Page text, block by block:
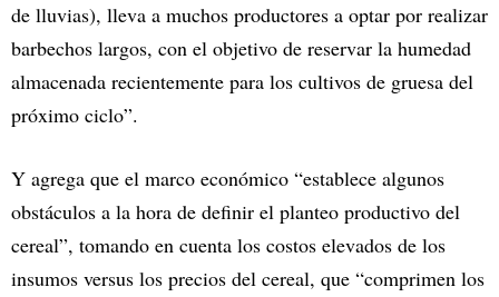
de lluvias), lleva a muchos productores a optar por realizar
barbechos largos, con el objetivo de reservar la humedad
almacenada recientemente para los cultivos de gruesa del
próximo ciclo”.
Y agrega que el marco económico “establece algunos
obstáculos a la hora de definir el planteo productivo del
cereal”, tomando en cuenta los costos elevados de los
insumos versus los precios del cereal, que “comprimen los